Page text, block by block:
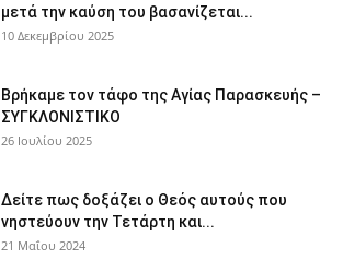
μετά την καύση του βασανίζεται...
10 Δεκεμβρίου 2025
Βρήκαμε τον τάφο της Αγίας Παρασκευής –
ΣΥΓΚΛΟΝΙΣΤΙΚΟ
26 Ιουλίου 2025
Δείτε πως δοξάζει ο Θεός αυτούς που
νηστεύουν την Τετάρτη και...
21 Μαΐου 2024